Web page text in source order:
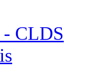
CLDS